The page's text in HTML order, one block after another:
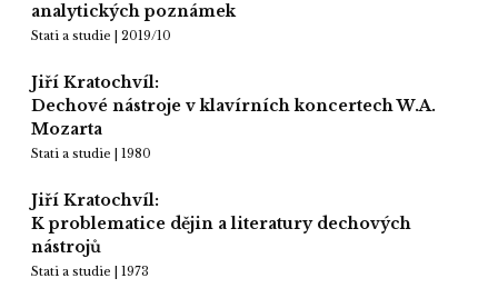
analytických poznámek
Stati a studie | 2019/10
Jiří Kratochvíl:
Dechové nástroje v klavírních koncertech W.A.
Mozarta
Stati a studie | 1980
Jiří Kratochvíl:
K problematice dějin a literatury dechových
nástrojů
Stati a studie | 1973